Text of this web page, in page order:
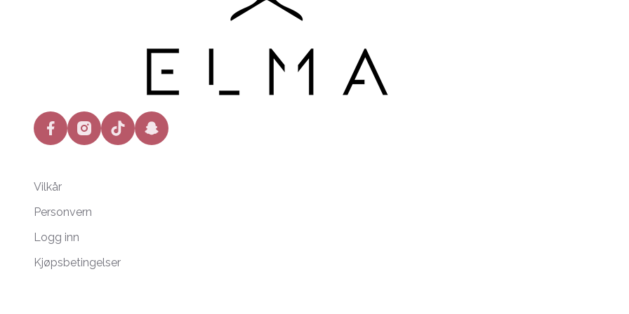
facebookinstagramtiktok snapchat
Vilkår
Personvern
Logg inn
Kjøpsbetingelser